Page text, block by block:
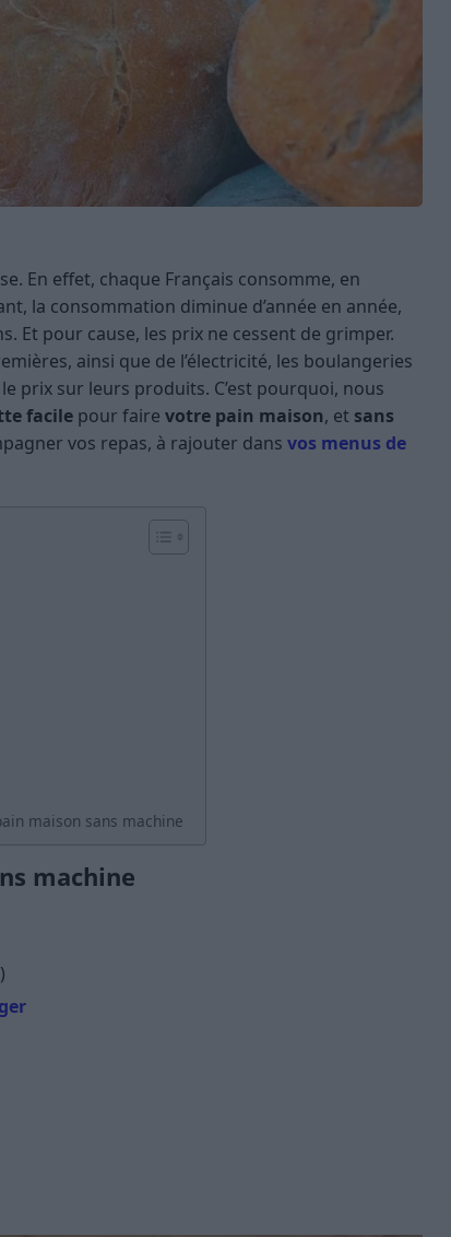
En effet, chaque Français consomme, en
la consommation diminue d’année en année,
Et pour cause, les prix ne cessent de grimper.
ainsi que de l’électricité, les boulangeries
prix sur leurs produits. C’est pourquoi, nous
facile pour faire votre pain maison, et sans
vos repas, à rajouter dans vos menus de
maison sans machine
machine